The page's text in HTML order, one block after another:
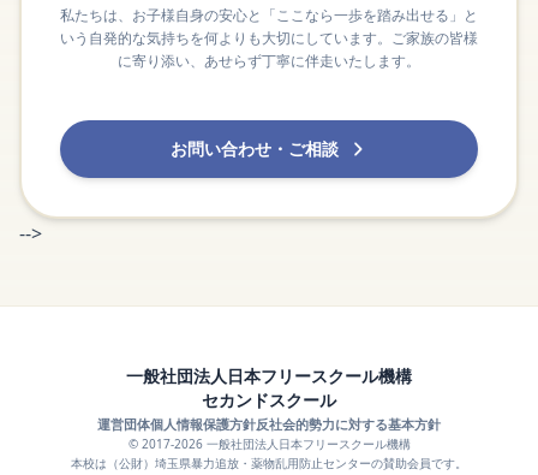
私たちは、お子様自身の安心と「ここなら一歩を踏み出せる」と
いう自発的な気持ちを何よりも大切にしています。ご家族の皆様
に寄り添い、あせらず丁寧に伴走いたします。
お問い合わせ・ご相談
-->
一般社団法人日本フリースクール機構
セカンドスクール
運営団体個人情報保護方針反社会的勢力に対する基本方針
© 2017-2026 一般社団法人日本フリースクール機構
本校は（公財）埼玉県暴力追放・薬物乱用防止センターの賛助会員です。